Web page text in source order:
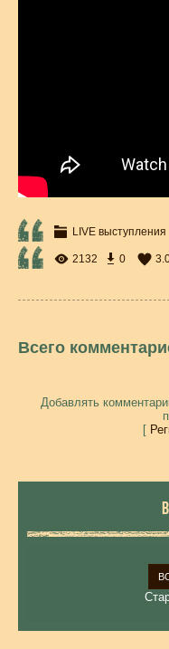
LIVE выступления
2132 0
Всего
Добавлять
[